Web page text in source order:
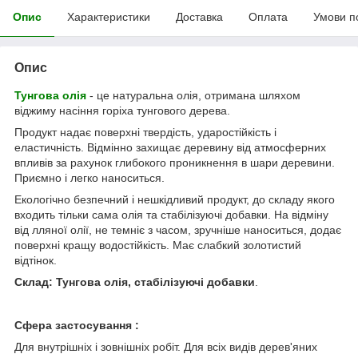
Опис Характеристики Доставка Оплата Умови
Опис
Тунгова олія - це натуральна олія, отримана шляхом
віджиму насіння горіха тунгового дерева.
Продукт надає поверхні твердість, ударостійкість і
еластичність. Відмінно захищає деревину від атмосферних
впливів за рахунок глибокого проникнення в шари деревини.
Приємно і легко наноситься.
Екологічно безпечний і нешкідливий продукт, до складу якого
входить тільки сама олія та стабілізуючі добавки. На відміну
від лляної олії, не темніє з часом, зручніше наноситься, додає
поверхні кращу водостійкість. Має слабкий золотистий
відтінок.
Склад: Тунгова олія, стабілізуючі добавки
Сфера застосування :
Для внутрішніх і зовнішніх робіт. Для всіх видів дерев'яних